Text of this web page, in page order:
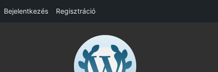
Bejelentkezés Regisztráció